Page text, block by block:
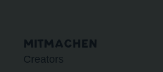
MITMACHEN
Creators